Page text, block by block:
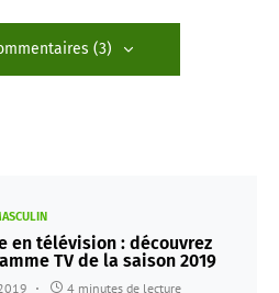
(3)
en télévision : découvrez
TV de la saison 2019
4 minutes de lecture